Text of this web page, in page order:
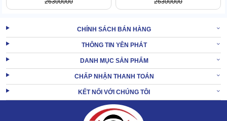
26300000 26300000
CHÍNH SÁCH BÁN HÀNG
THÔNG TIN YÊN PHÁT
DANH MỤC SẢN PHẨM
CHẤP NHẬN THANH TOÁN
KẾT NỐI VỚI CHÚNG TÔI